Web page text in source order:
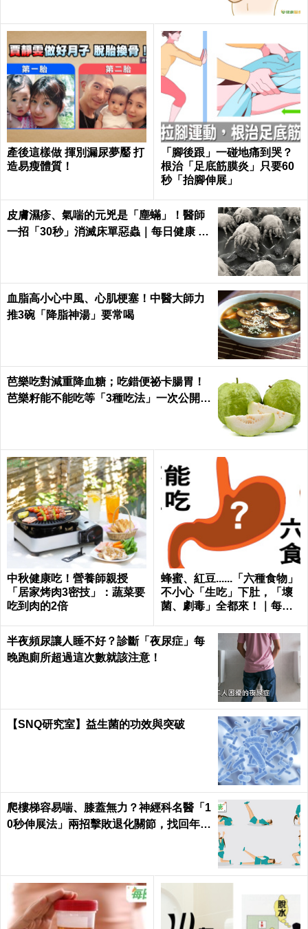
產後這樣做 揮別漏尿夢靨 打
造易瘦體質！
「腳後跟」一碰地痛到哭？
根治「足底筋膜炎」只要60
秒「抬腳伸展」
皮膚濕疹、氣喘的元兇是「塵蟎」！醫師
一招「30秒」消滅床單惡蟲｜每日健康 H
血脂高小心中風、心肌梗塞！中醫大師力
推3碗「降脂神湯」要常喝
芭樂吃對減重降血糖；吃錯便祕卡腸胃！
芭樂籽能不能吃等「3種吃法」一次公開｜
中秋健康吃！營養師親授
「居家烤肉3密技」：蔬菜要
吃到肉的2倍
蜂蜜、紅豆......「六種食物」
不小心「生吃」下肚，「壞
菌、劇毒」全都來！｜每日
半夜頻尿讓人睡不好？診斷「夜尿症」每
晚跑廁所超過這次數就該注意！
【SNQ研究室】益生菌的功效與突破
爬樓梯容易喘、膝蓋無力？神經科名醫「1
0秒伸展法」兩招擊敗退化關節，找回年輕